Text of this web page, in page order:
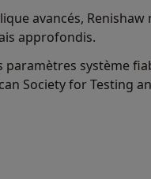
avancés, Renishaw
approfondis.
système
Society for Testing